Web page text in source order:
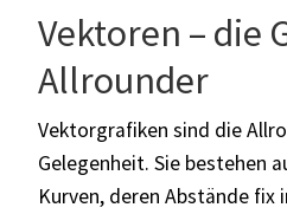
Vektoren – die
Allrounder
Vektorgrafiken sind die
Gelegenheit. Sie bestehen
Kurven, deren Abstände